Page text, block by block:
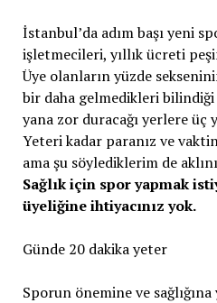
İstanbul’da adım başı yeni
işletmecileri, yıllık ücreti
Üye olanların yüzde
bir daha gelmedikleri
yana zor duracağı yerlere üç
Yeteri kadar paranız ve
ama şu söylediklerim de
Sağlık için spor yapmak
üyeliğine ihtiyacınız yok.
Günde 20 dakika yeter
Sporun önemine ve